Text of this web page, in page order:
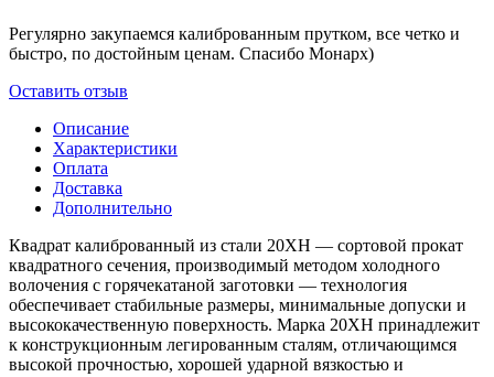
Регулярно закупаемся калиброванным прутком, все четко и
быстро, по достойным ценам. Спасибо Монарх)
Оставить отзыв
Описание
Характеристики
Оплата
Доставка
Дополнительно
Квадрат калиброванный из стали 20ХН — сортовой прокат
квадратного сечения, производимый методом холодного
волочения с горячекатаной заготовки — технология
обеспечивает стабильные размеры, минимальные допуски и
высококачественную поверхность. Марка 20ХН принадлежит
к конструкционным легированным сталям, отличающимся
высокой прочностью, хорошей ударной вязкостью и